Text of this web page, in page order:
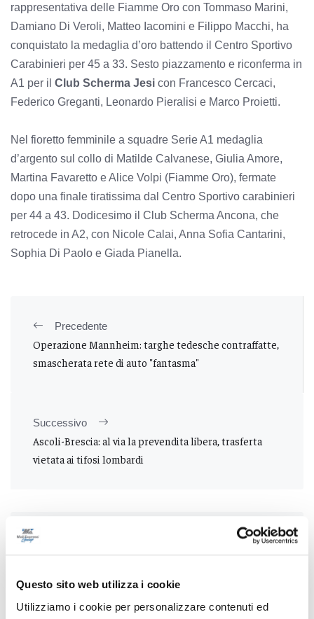
Questo sito web utilizza i cookie
Utilizziamo i cookie per personalizzare contenuti ed
rappresentativa delle Fiamme Oro con Tommaso Marini,
Damiano Di Veroli, Matteo Iacomini e Filippo Macchi, ha
conquistato la medaglia d’oro battendo il Centro Sportivo
Carabinieri per 45 a 33. Sesto piazzamento e riconferma in
A1 per il Club Scherma Jesi con Francesco Cercaci,
Federico Greganti, Leonardo Pieralisi e Marco Proietti.
Nel fioretto femminile a squadre Serie A1 medaglia
d’argento sul collo di Matilde Calvanese, Giulia Amore,
Martina Favaretto e Alice Volpi (Fiamme Oro), fermate
dopo una finale tiratissima dal Centro Sportivo carabinieri
per 44 a 43. Dodicesimo il Club Scherma Ancona, che
retrocede in A2, con Nicole Calai, Anna Sofia Cantarini,
Sophia Di Paolo e Giada Pianella.
Precedente
Operazione Mannheim: targhe tedesche contraffatte,
smascherata rete di auto "fantasma"
Successivo
Ascoli-Brescia: al via la prevendita libera, trasferta
vietata ai tifosi lombardi